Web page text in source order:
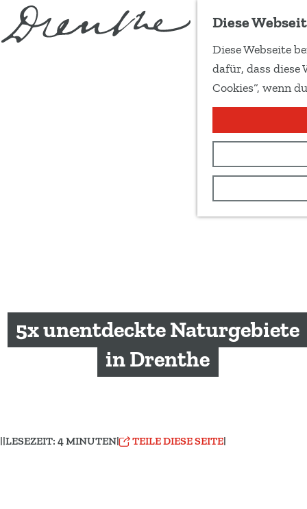
Diese
Diese Webseite
dafür, dass
Cookies“, wenn
m
5x unentdeckte Naturgebiete
in Drenthe
||LESEZEIT: 4 MINUTEN| TEILE DIESE SEITE|